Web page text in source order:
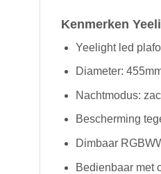
Kenmerken
Yeelight led
Diameter:
Nachtmodus:
Bescherming
Dimbaar
Bedienbaar met